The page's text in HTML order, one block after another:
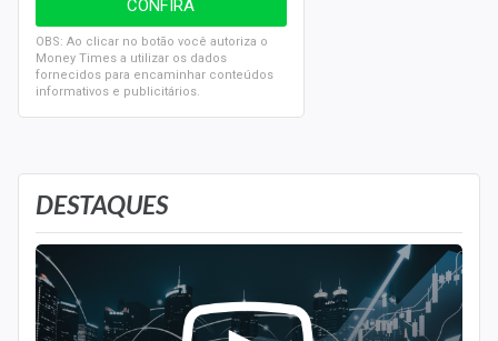
DESTAQUES
OBS: Ao clicar no botão você autoriza o
Money Times a utilizar os dados
fornecidos para encaminhar conteúdos
informativos e publicitários.